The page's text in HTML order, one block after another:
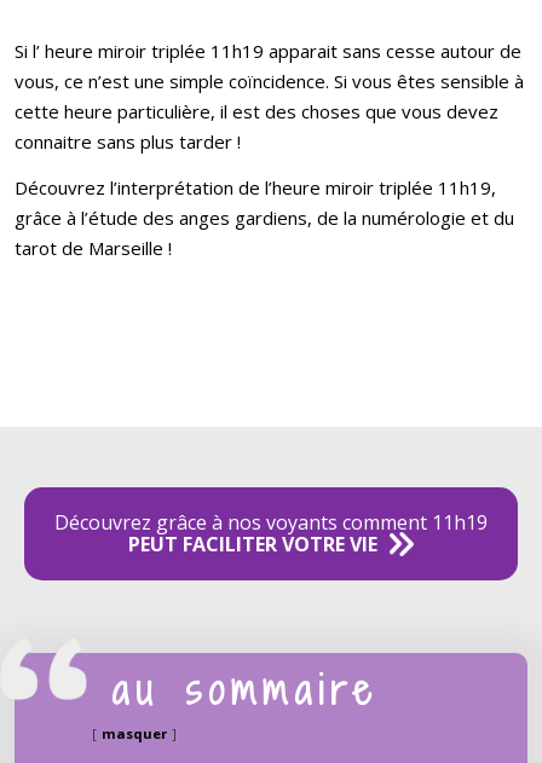
Si l’ heure miroir triplée 11h19 apparait sans cesse autour de
vous, ce n’est une simple coïncidence. Si vous êtes sensible à
cette heure particulière, il est des choses que vous devez
connaitre sans plus tarder !
Découvrez l’interprétation de l’heure miroir triplée 11h19,
grâce à l’étude des anges gardiens, de la numérologie et du
tarot de Marseille !
Découvrez grâce à nos voyants comment 11h19
PEUT FACILITER VOTRE VIE
au sommaire
masquer